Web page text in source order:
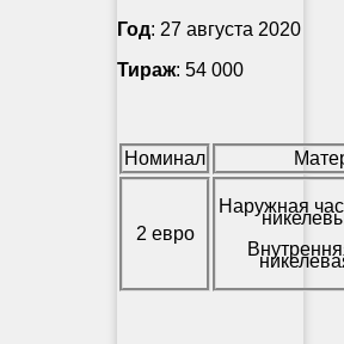
Год: 27 августа 2020
Тираж: 54 000
Номинал
2 евро
Наружная